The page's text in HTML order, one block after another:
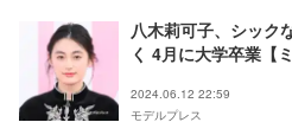
八木莉可子、シック
く 4月に大学卒業【
2024.06.12 22:59
モデルプレス